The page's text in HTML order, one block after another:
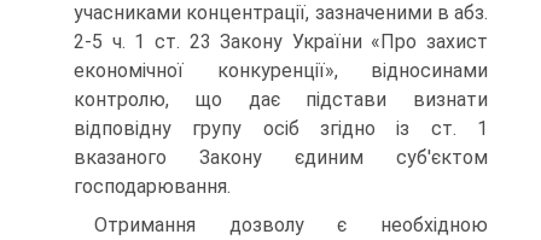
учасниками концентрації, зазначеними в абз.
2-5 ч. 1 ст. 23 Закону України «Про захист
економічної конкуренції», відносинами
контролю, що дає підстави визнати
відповідну групу осіб згідно із ст. 1
вказаного Закону єдиним суб'єктом
господа­рювання.
Отримання дозволу є необхідною